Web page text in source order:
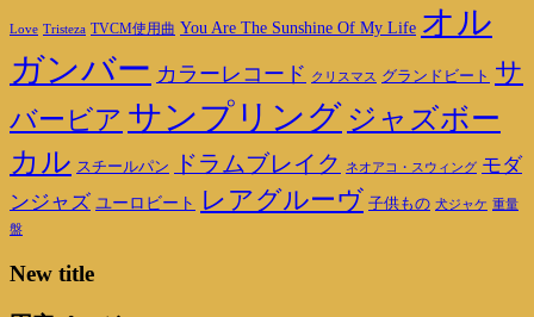
Love Tristeza TVCM使用曲 You Are The Sunshine Of My Life オル
ガンバー カラーレコード クリスマス グランドビート サ
バービア サンプリング ジャズボー
カル スチールパン ドラムブレイク ネオアコ・スウィング モダ
ンジャズ ユーロビート レアグルーヴ 子供もの 犬ジャケ 重量
盤
New title